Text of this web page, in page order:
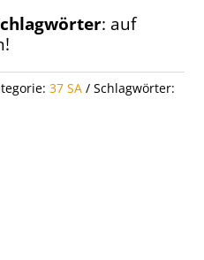
: auf
37 SA
Schlagwörter: